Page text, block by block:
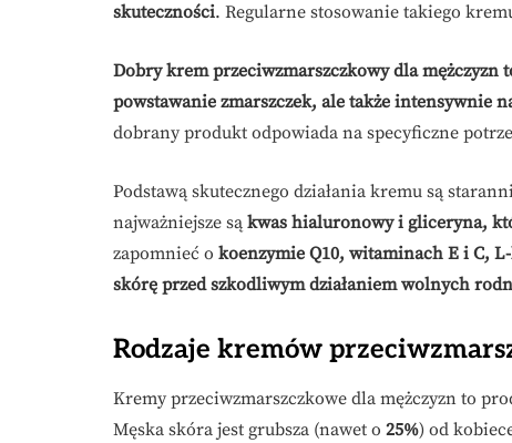
skuteczności. Regularne stosowanie takiego
Dobry krem przeciwzmarszczkowy dla
powstawanie zmarszczek, ale także intensywnie
dobrany produkt odpowiada na specyficzne
Podstawą skutecznego działania kremu są
najważniejsze są kwas hialuronowy i gliceryna,
zapomnieć o koenzymie Q10, witaminach E i C,
skórę przed szkodliwym działaniem wolnych
Rodzaje kremów
Kremy przeciwzmarszczkowe dla mężczyzn to
Męska skóra jest grubsza (nawet o 25%) od